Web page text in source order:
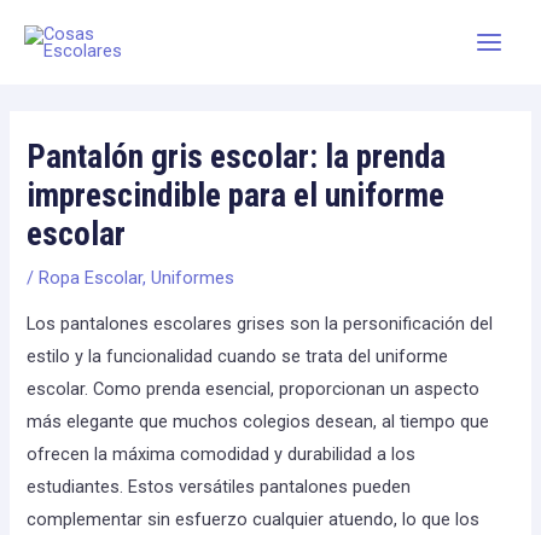
Pantalón gris escolar: la prenda
imprescindible para el uniforme
escolar
/Ropa Escolar,Uniformes
Los pantalones escolares grises son la personificación del
estilo y la funcionalidad cuando se trata del uniforme
escolar. Como prenda esencial, proporcionan un aspecto
más elegante que muchos colegios desean, al tiempo que
ofrecen la máxima comodidad y durabilidad a los
estudiantes. Estos versátiles pantalones pueden
complementar sin esfuerzo cualquier atuendo, lo que los